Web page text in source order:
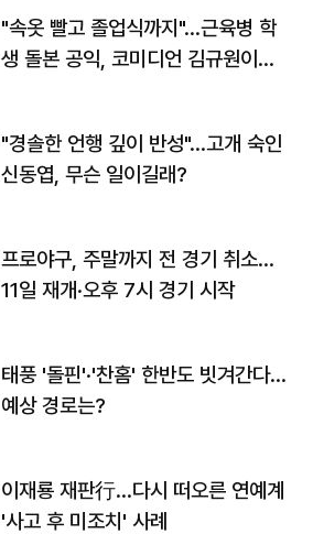
"속옷 빨고 졸업식까지"…근육병 학
생 돌본 공익, 코미디언 김규원이었
"경솔한 언행 깊이 반성"…고개 숙인
신동엽, 무슨 일이길래?
프로야구, 주말까지 전 경기 취소…
11일 재개·오후 7시 경기 시작
태풍 '돌핀'·'찬홈' 한반도 빗겨간다…
예상 경로는?
이재룡 재판行…다시 떠오른 연예계
'사고 후 미조치' 사례